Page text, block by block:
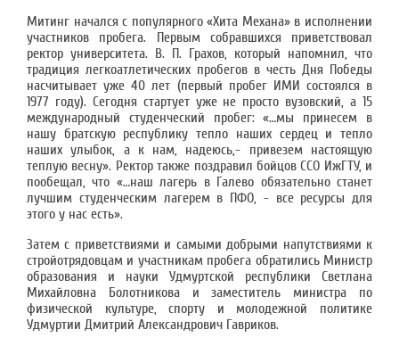
Митинг начался с популярного «Хита Механа» в исполнении
участников пробега. Первым собравшихся приветствовал
ректор университета. В. П. Грахов, который напомнил, что
традиция легкоатлетических пробегов в честь Дня Победы
насчитывает уже 40 лет (первый пробег ИМИ состоялся в
1977 году). Сегодня стартует уже не просто вузовский, а 15
международный студенческий пробег: «…мы принесем в
нашу братскую республику тепло наших сердец и тепло
наших улыбок, а к нам, надеюсь,- привезем настоящую
теплую весну». Ректор также поздравил бойцов ССО ИжГТУ, и
пообещал, что «…наш лагерь в Галево обязательно станет
лучшим студенческим лагерем в ПФО, - все ресурсы для
этого у нас есть».
Затем с приветствиями и самыми добрыми напутствиями к
стройотрядовцам и участникам пробега обратились Министр
образования и науки Удмуртской республики Светлана
Михайловна Болотникова и заместитель министра по
физической культуре, спорту и молодежной политике
Удмуртии Дмитрий Александрович Гавриков.